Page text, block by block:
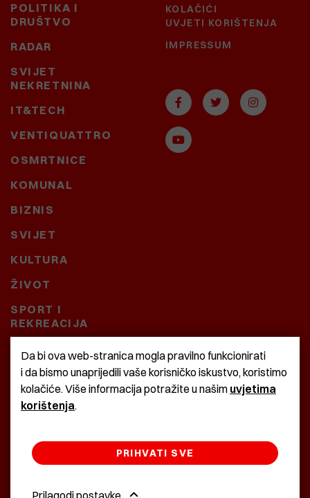
POLITIKA I
DRUŠTVO
RADAR
SVIJET
NEKRETNINA
IT&TECH
VENTIQUATTRO
OSMRTNICE
KOMUNAL
BIZNIS
SVIJET
KULTURA
ŽIVOT
SPORT I
REKREACIJA
CRNA KRONIKA
BAŠTARDINI I PRAVI
KRASNA ZEMLJA
KOLAČIĆI
UVJETI KORIŠTENJA
IMPRESSUM
Da bi ova web-stranica mogla pravilno funkcionirati
i da bismo unaprijedili vaše korisničko iskustvo, koristimo
kolačiće. Više informacija potražite u našim uvjetima
korištenja.
Prilagodi postavke
PRIHVATI SVE